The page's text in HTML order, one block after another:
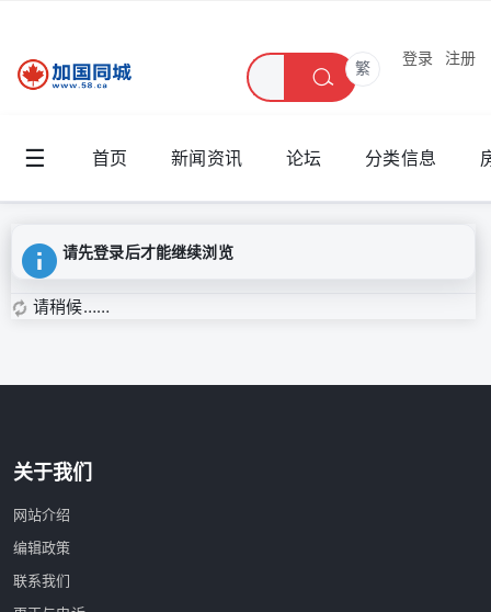
繁
登录 注册
☰ 首页 新闻资讯 论坛 分类信息
请先登录后才能继续浏览
请稍候……
关于我们
网站介绍
编辑政策
联系我们